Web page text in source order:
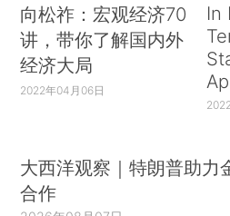
向松祚：宏观经济70
讲，带你了解国内外
经济大局
2022年04月06日
In
大西洋观察｜特朗普助力
合作